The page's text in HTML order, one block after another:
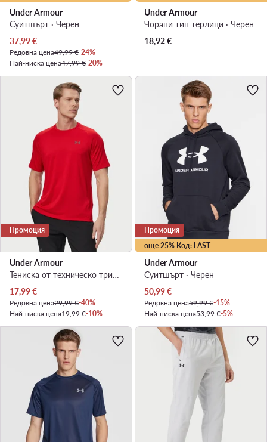
Under Armour
Суитшърт · Черен
Актуална цена
37,99€
Редовна цена49,99 €-24%
Най-ниска цена47,99 €-20%
Under Armour
Чорапи тип терлици · Черен
18,92€
Промоция
Under Armour
Тениска от техническо трико · Червен
Актуална цена
17,99€
Редовна цена29,99 €-40%
Най-ниска цена19,99 €-10%
още 25% Код: LAST
Промоция
Under Armour
Суитшърт · Черен
Актуална цена
50,99€
Редовна цена59,99 €-15%
Най-ниска цена53,99 €-5%